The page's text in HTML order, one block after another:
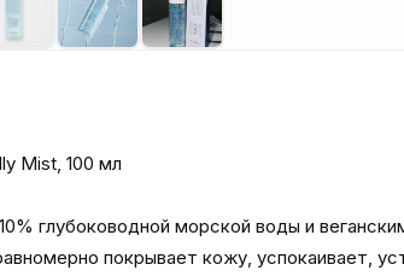
Mist, 100 мл
глубоководной морской воды и
покрывает кожу, успокаивает,